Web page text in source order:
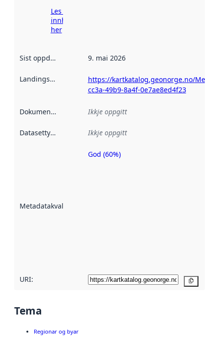
Les meir om
innhenting
her
Sist oppdatert 9. mai 2026
Landingsside
https://kartkatalog.geonorge.no/
cc3a-49b9-8a4f-0e7ae8ed4f23
Dokumentasjon Ikkje oppgitt
Datasettype Ikkje oppgitt
Metadatakvalitet
Metadatakvalitet
God (60%)
URI:
Tema
Regionar og byar